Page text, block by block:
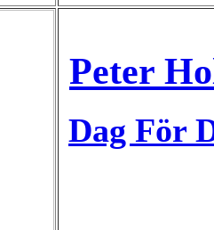
Peter
Dag För